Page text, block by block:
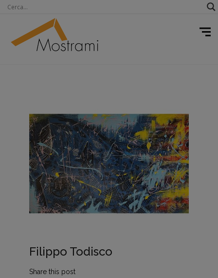
Filippo Todisco
Share this post